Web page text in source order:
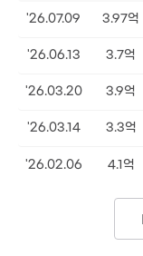
'26.07.09 3.97억
'26.06.13 3.7억
'26.03.20 3.9억
'26.03.14 3.3억
'26.02.06 4.1억